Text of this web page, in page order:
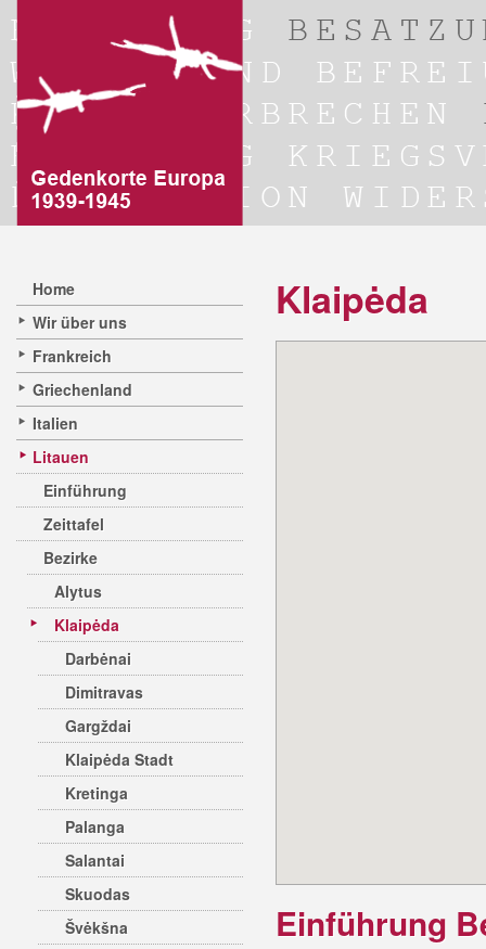
Home
Wir über uns
Frankreich
Griechenland
Italien
Litauen
Einführung
Zeittafel
Bezirke
Alytus
Klaipėda
Darbėnai
Dimitravas
Gargždai
Klaipėda Stadt
Kretinga
Palanga
Salantai
Skuodas
Švėkšna
Klaipėda
Einführung